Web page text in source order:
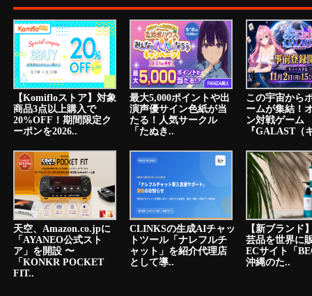
【Komifloストア】対象
商品3点以上購入で
20%OFF！期間限定ク
ーポンを2026..
最大5,000ポイントや出
演声優サイン色紙が当
たる！人気サークル
「たぬき..
この宇宙から
ームが集結！
ン対戦ゲーム
『GALAST（
天空、Amazon.co.jpに
「AYANEO公式スト
ア」を開設 〜
「KONKR POCKET
FIT..
CLINKSの生成AIチャッ
トツール「ナレフルチ
ャット」を紹介代理店
として導..
【新ブランド
芸品を世界に
ECサイト「
沖縄のた..